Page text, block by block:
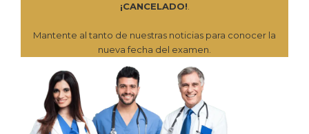
¡CANCELADO!
Mantente al tanto de nuestras noticias para conocer la
nueva fecha del examen.